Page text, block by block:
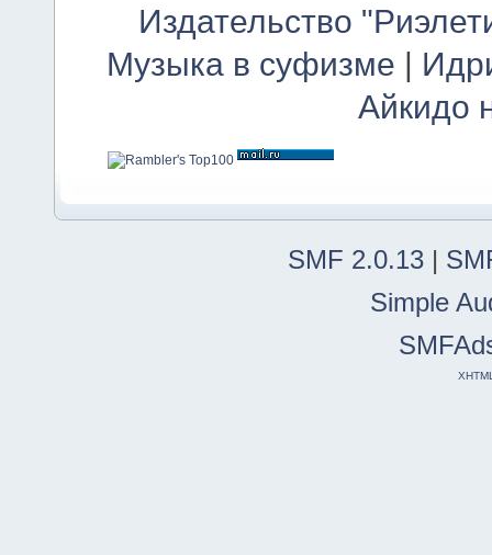
Издательство
Музыка в суфизме |
Айкидо
SMF 2.0.13 |
Simple